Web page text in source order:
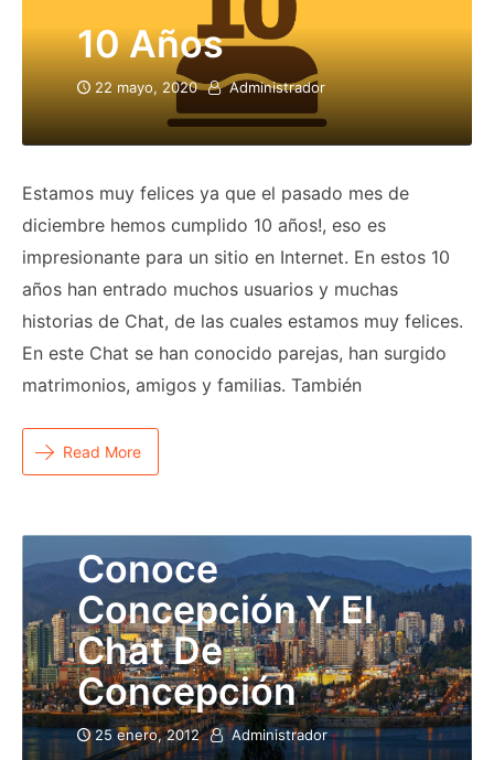
10 Años
22 mayo, 2020 Administrador
Estamos muy felices ya que el pasado mes de
diciembre hemos cumplido 10 años!, eso es
impresionante para un sitio en Internet. En estos 10
años han entrado muchos usuarios y muchas
historias de Chat, de las cuales estamos muy felices.
En este Chat se han conocido parejas, han surgido
matrimonios, amigos y familias. También
Read More
Conoce
Concepción Y El
Chat De
Concepción
25 enero, 2012 Administrador